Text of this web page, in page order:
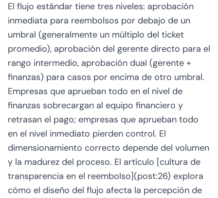
El flujo estándar tiene tres niveles: aprobación
inmediata para reembolsos por debajo de un
umbral (generalmente un múltiplo del ticket
promedio), aprobación del gerente directo para el
rango intermedio, aprobación dual (gerente +
finanzas) para casos por encima de otro umbral.
Empresas que aprueban todo en el nivel de
finanzas sobrecargan al equipo financiero y
retrasan el pago; empresas que aprueban todo
en el nivel inmediato pierden control. El
dimensionamiento correcto depende del volumen
y la madurez del proceso. El artículo [cultura de
transparencia en el reembolso](post:26) explora
cómo el diseño del flujo afecta la percepción de